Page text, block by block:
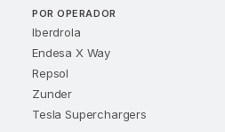
POR OPERADOR
Iberdrola
Endesa X Way
Repsol
Zunder
Tesla Superchargers